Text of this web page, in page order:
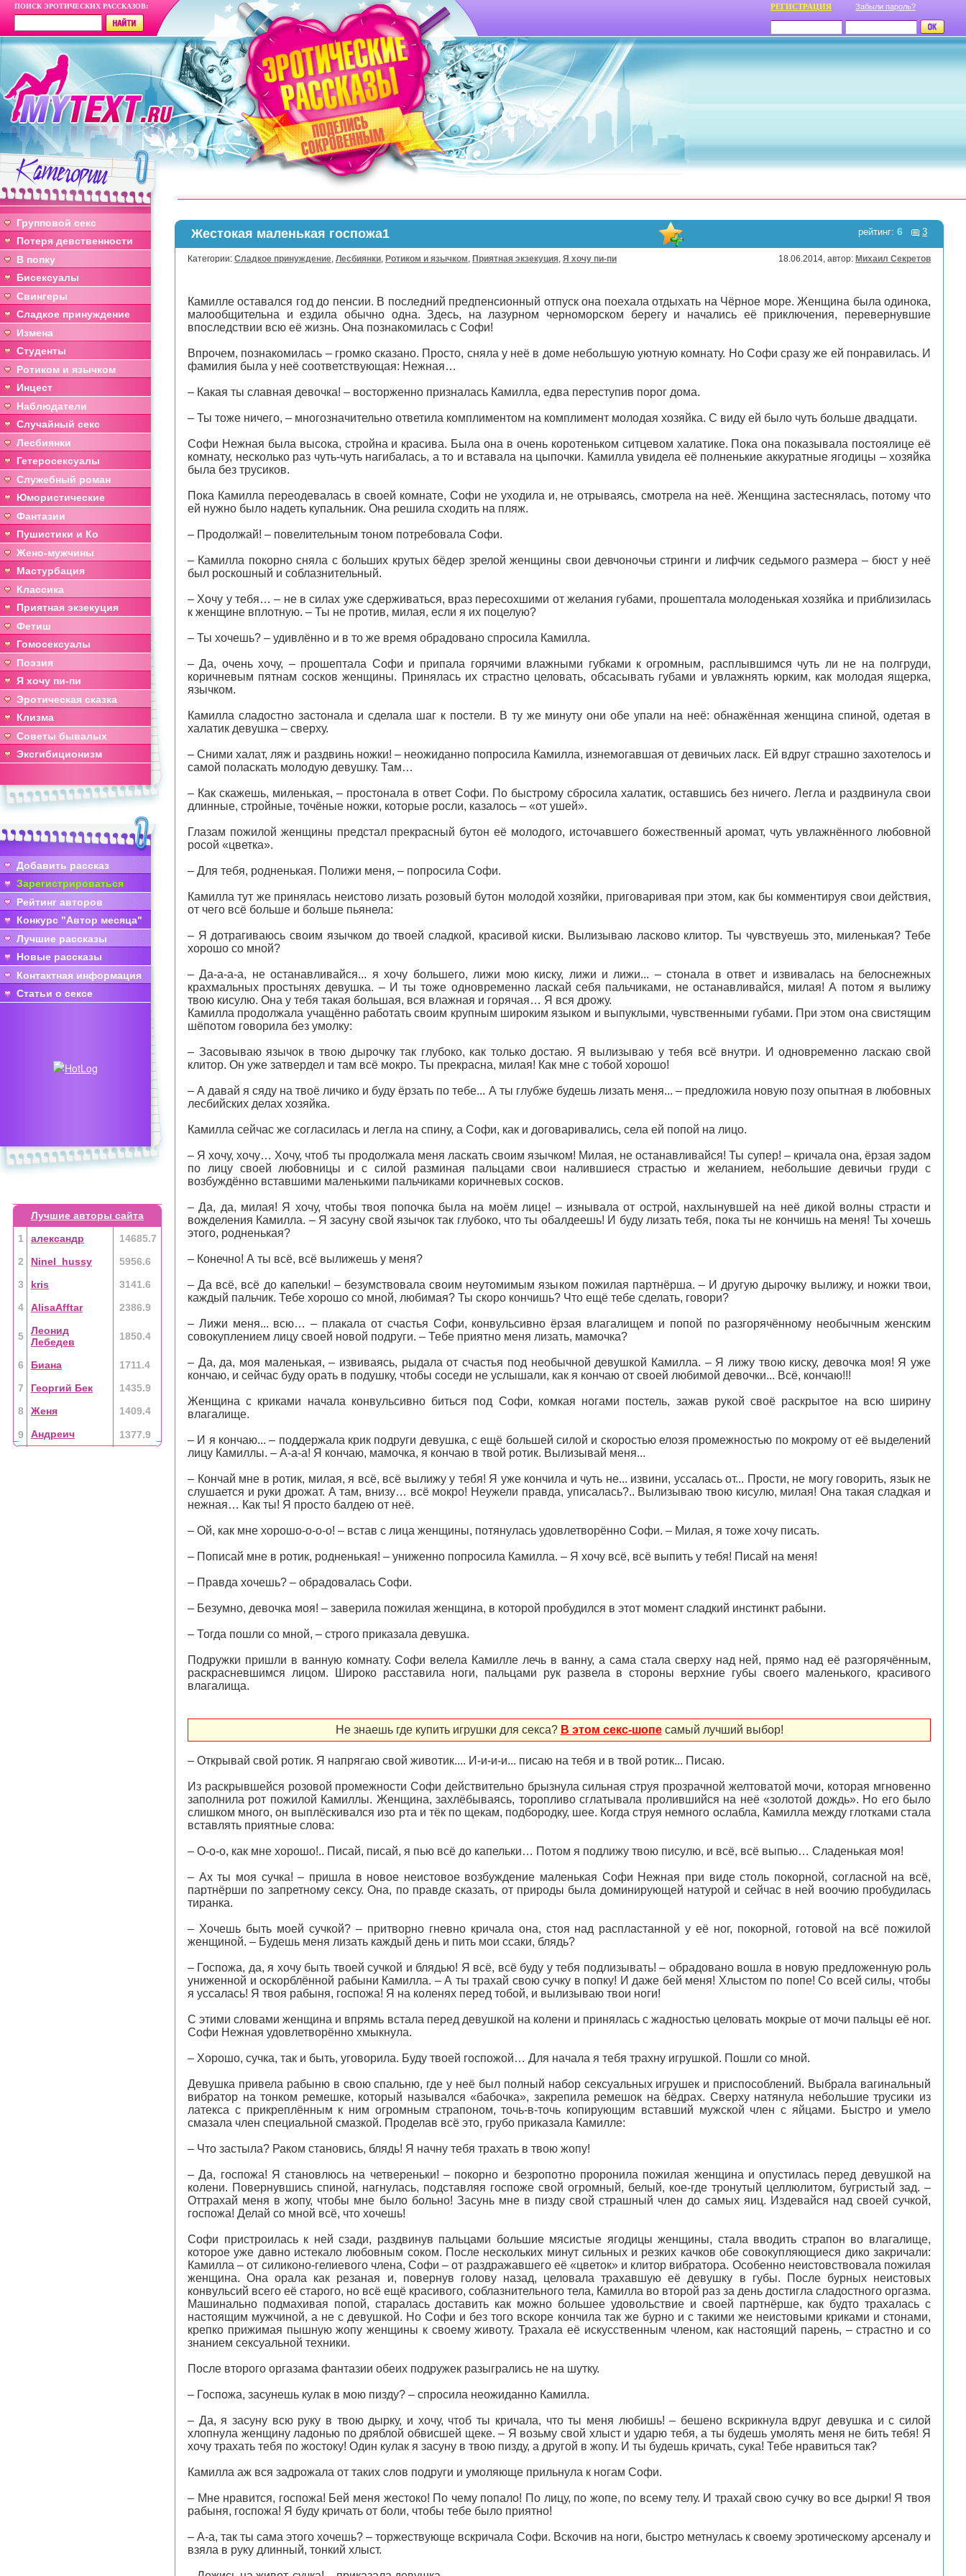
ПОИСК ЭРОТИЧЕСКИХ РАССКАЗОВ: РЕГИСТРАЦИЯ Забыли пароль?
Групповой секс
Потеря девственности
В попку
Бисексуалы
Свингеры
Сладкое принуждение
Измена
Студенты
Ротиком и язычком
Инцест
Наблюдатели
Случайный секс
Лесбиянки
Гетеросексуалы
Служебный роман
Юмористические
Фантазии
Пушистики и Ко
Жено-мужчины
Мастурбация
Классика
Приятная экзекуция
Фетиш
Гомосексуалы
Поэзия
Я хочу пи-пи
Эротическая сказка
Клизма
Советы бывалых
Эксгибиционизм
Добавить рассказ
Зарегистрироваться
Рейтинг авторов
Конкурс "Автор месяца"
Лучшие рассказы
Новые рассказы
Контактная информация
Статьи о сексе
Лучшие авторы сайта
1
александр
14685.7
2
Ninel_hussy
5956.6
3
kris
3141.6
4
AlisaAfftar 2386.9
5
Леонид
Лебедев
1850.4
6 Биана
1711.4
7
Георгий Бек
1435.9
8
Женя 1409.4
9 Андреич 1377.9
Жестокая маленькая госпожа1 рейтинг: 6 3
Категории: Сладкое принуждение, Лесбиянки, Ротиком и язычком, Приятная экзекуция, Я хочу пи-пи 18.06.2014, автор: Михаил Секретов
Камилле оставался год до пенсии. В последний предпенсионный отпуск она поехала отдыхать на Чёрное море. Женщина была одинока,
малообщительна и ездила обычно одна. Здесь, на лазурном черноморском берегу и начались её приключения, перевернувшие
впоследствии всю её жизнь. Она познакомилась с Софи!
Впрочем, познакомилась – громко сказано. Просто, сняла у неё в доме небольшую уютную комнату. Но Софи сразу же ей понравилась. И
фамилия была у неё соответствующая: Нежная…
– Какая ты славная девочка! – восторженно призналась Камилла, едва переступив порог дома.
– Ты тоже ничего, – многозначительно ответила комплиментом на комплимент молодая хозяйка. С виду ей было чуть больше двадцати.
Софи Нежная была высока, стройна и красива. Была она в очень коротеньком ситцевом халатике. Пока она показывала постоялице её
комнату, несколько раз чуть-чуть нагибалась, а то и вставала на цыпочки. Камилла увидела её полненькие аккуратные ягодицы – хозяйка
была без трусиков.
Пока Камилла переодевалась в своей комнате, Софи не уходила и, не отрываясь, смотрела на неё. Женщина застеснялась, потому что
ей нужно было надеть купальник. Она решила сходить на пляж.
– Продолжай! – повелительным тоном потребовала Софи.
– Камилла покорно сняла с больших крутых бёдер зрелой женщины свои девчоночьи стринги и лифчик седьмого размера – бюст у неё
был роскошный и соблазнительный.
– Хочу у тебя… – не в силах уже сдерживаться, враз пересохшими от желания губами, прошептала молоденькая хозяйка и приблизилась
к женщине вплотную. – Ты не против, милая, если я их поцелую?
– Ты хочешь? – удивлённо и в то же время обрадовано спросила Камилла.
– Да, очень хочу, – прошептала Софи и припала горячими влажными губками к огромным, расплывшимся чуть ли не на полгруди,
коричневым пятнам сосков женщины. Принялась их страстно целовать, обсасывать губами и увлажнять юрким, как молодая ящерка,
язычком.
Камилла сладостно застонала и сделала шаг к постели. В ту же минуту они обе упали на неё: обнажённая женщина спиной, одетая в
халатик девушка – сверху.
– Сними халат, ляж и раздвинь ножки! – неожиданно попросила Камилла, изнемогавшая от девичьих ласк. Ей вдруг страшно захотелось и
самой поласкать молодую девушку. Там…
– Как скажешь, миленькая, – простонала в ответ Софи. По быстрому сбросила халатик, оставшись без ничего. Легла и раздвинула свои
длинные, стройные, точёные ножки, которые росли, казалось – «от ушей».
Глазам пожилой женщины предстал прекрасный бутон её молодого, источавшего божественный аромат, чуть увлажнённого любовной
росой «цветка».
– Для тебя, родненькая. Полижи меня, – попросила Софи.
Камилла тут же принялась неистово лизать розовый бутон молодой хозяйки, приговаривая при этом, как бы комментируя свои действия,
от чего всё больше и больше пьянела:
– Я дотрагиваюсь своим язычком до твоей сладкой, красивой киски. Вылизываю ласково клитор. Ты чувствуешь это, миленькая? Тебе
хорошо со мной?
– Да-а-а-а, не останавливайся... я хочу большего, лижи мою киску, лижи и лижи... – стонала в ответ и извивалась на белоснежных
крахмальных простынях девушка. – И ты тоже одновременно ласкай себя пальчиками, не останавливайся, милая! А потом я вылижу
твою кисулю. Она у тебя такая большая, вся влажная и горячая… Я вся дрожу.
Камилла продолжала учащённо работать своим крупным широким языком и выпуклыми, чувственными губами. При этом она свистящим
шёпотом говорила без умолку:
– Засовываю язычок в твою дырочку так глубоко, как только достаю. Я вылизываю у тебя всё внутри. И одновременно ласкаю свой
клитор. Он уже затвердел и там всё мокро. Ты прекрасна, милая! Как мне с тобой хорошо!
– А давай я сяду на твоё личико и буду ёрзать по тебе... А ты глубже будешь лизать меня... – предложила новую позу опытная в любовных
лесбийских делах хозяйка.
Камилла сейчас же согласилась и легла на спину, а Софи, как и договаривались, села ей попой на лицо.
– Я хочу, хочу… Хочу, чтоб ты продолжала меня ласкать своим язычком! Милая, не останавливайся! Ты супер! – кричала она, ёрзая задом
по лицу своей любовницы и с силой разминая пальцами свои налившиеся страстью и желанием, небольшие девичьи груди с
возбуждённо вставшими маленькими пальчиками коричневых сосков.
– Да, да, милая! Я хочу, чтобы твоя попочка была на моём лице! – изнывала от острой, нахлынувшей на неё дикой волны страсти и
вожделения Камилла. – Я засуну свой язычок так глубоко, что ты обалдеешь! И буду лизать тебя, пока ты не кончишь на меня! Ты хочешь
этого, родненькая?
– Конечно! А ты всё, всё вылижешь у меня?
– Да всё, всё до капельки! – безумствовала своим неутомимым языком пожилая партнёрша. – И другую дырочку вылижу, и ножки твои,
каждый пальчик. Тебе хорошо со мной, любимая? Ты скоро кончишь? Что ещё тебе сделать, говори?
– Лижи меня... всю… – плакала от счастья Софи, конвульсивно ёрзая влагалищем и попой по разгорячённому необычным женским
совокуплением лицу своей новой подруги. – Тебе приятно меня лизать, мамочка?
– Да, да, моя маленькая, – извиваясь, рыдала от счастья под необычной девушкой Камилла. – Я лижу твою киску, девочка моя! Я уже
кончаю, и сейчас буду орать в подушку, чтобы соседи не услышали, как я кончаю от своей любимой девочки... Всё, кончаю!!!
Женщина с криками начала конвульсивно биться под Софи, комкая ногами постель, зажав рукой своё раскрытое на всю ширину
влагалище.
– И я кончаю... – поддержала крик подруги девушка, с ещё большей силой и скоростью елозя промежностью по мокрому от её выделений
лицу Камиллы. – А-а-а! Я кончаю, мамочка, я кончаю в твой ротик. Вылизывай меня...
– Кончай мне в ротик, милая, я всё, всё вылижу у тебя! Я уже кончила и чуть не... извини, уссалась от... Прости, не могу говорить, язык не
слушается и руки дрожат. А там, внизу… всё мокро! Неужели правда, уписалась?.. Вылизываю твою кисулю, милая! Она такая сладкая и
нежная… Как ты! Я просто балдею от неё.
– Ой, как мне хорошо-о-о-о! – встав с лица женщины, потянулась удовлетворённо Софи. – Милая, я тоже хочу писать.
– Пописай мне в ротик, родненькая! – униженно попросила Камилла. – Я хочу всё, всё выпить у тебя! Писай на меня!
– Правда хочешь? – обрадовалась Софи.
– Безумно, девочка моя! – заверила пожилая женщина, в которой пробудился в этот момент сладкий инстинкт рабыни.
– Тогда пошли со мной, – строго приказала девушка.
Подружки пришли в ванную комнату. Софи велела Камилле лечь в ванну, а сама стала сверху над ней, прямо над её разгорячённым,
раскрасневшимся лицом. Широко расставила ноги, пальцами рук развела в стороны верхние губы своего маленького, красивого
влагалища.
Не знаешь где купить игрушки для секса? В этом секс-шопесамый лучший выбор!
– Открывай свой ротик. Я напрягаю свой животик.... И-и-и-и... писаю на тебя и в твой ротик... Писаю.
Из раскрывшейся розовой промежности Софи действительно брызнула сильная струя прозрачной желтоватой мочи, которая мгновенно
заполнила рот пожилой Камиллы. Женщина, захлёбываясь, торопливо сглатывала пролившийся на неё «золотой дождь». Но его было
слишком много, он выплёскивался изо рта и тёк по щекам, подбородку, шее. Когда струя немного ослабла, Камилла между глотками стала
вставлять приятные слова:
– О-о-о, как мне хорошо!.. Писай, писай, я пью всё до капельки… Потом я подлижу твою писулю, и всё, всё выпью… Сладенькая моя!
– Ах ты моя сучка! – пришла в новое неистовое возбуждение маленькая Софи Нежная при виде столь покорной, согласной на всё,
партнёрши по запретному сексу. Она, по правде сказать, от природы была доминирующей натурой и сейчас в ней воочию пробудилась
тиранка.
– Хочешь быть моей сучкой? – притворно гневно кричала она, стоя над распластанной у её ног, покорной, готовой на всё пожилой
женщиной. – Будешь меня лизать каждый день и пить мои ссаки, блядь?
– Госпожа, да, я хочу быть твоей сучкой и блядью! Я всё, всё буду у тебя подлизывать! – обрадовано вошла в новую предложенную роль
униженной и оскорблённой рабыни Камилла. – А ты трахай свою сучку в попку! И даже бей меня! Хлыстом по попе! Со всей силы, чтобы
я уссалась! Я твоя рабыня, госпожа! Я на коленях перед тобой, и вылизываю твои ноги!
С этими словами женщина и впрямь встала перед девушкой на колени и принялась с жадностью целовать мокрые от мочи пальцы её ног.
Софи Нежная удовлетворённо хмыкнула.
– Хорошо, сучка, так и быть, уговорила. Буду твоей госпожой… Для начала я тебя трахну игрушкой. Пошли со мной.
Девушка привела рабыню в свою спальню, где у неё был полный набор сексуальных игрушек и приспособлений. Выбрала вагинальный
вибратор на тонком ремешке, который назывался «бабочка», закрепила ремешок на бёдрах. Сверху натянула небольшие трусики из
латекса с прикреплённым к ним огромным страпоном, точь-в-точь копирующим вставший мужской член с яйцами. Быстро и умело
смазала член специальной смазкой. Проделав всё это, грубо приказала Камилле:
– Что застыла? Раком становись, блядь! Я начну тебя трахать в твою жопу!
– Да, госпожа! Я становлюсь на четвереньки! – покорно и безропотно проронила пожилая женщина и опустилась перед девушкой на
колени. Повернувшись спиной, нагнулась, подставляя госпоже свой огромный, белый, кое-где тронутый целлюлитом, бугристый зад. –
Оттрахай меня в жопу, чтобы мне было больно! Засунь мне в пизду свой страшный член до самых яиц. Издевайся над своей сучкой,
госпожа! Делай со мной всё, что хочешь!
Софи пристроилась к ней сзади, раздвинув пальцами большие мясистые ягодицы женщины, стала вводить страпон во влагалище,
которое уже давно истекало любовным соком. После нескольких минут сильных и резких качков обе совокупляющиеся дико закричали:
Камилла – от силиконо-гелиевого члена, Софи – от раздражавшего её «цветок» и клитор вибратора. Особенно неистовствовала пожилая
женщина. Она орала как резаная и, повернув голову назад, целовала трахавшую её девушку в губы. После бурных неистовых
конвульсий всего её старого, но всё ещё красивого, соблазнительного тела, Камилла во второй раз за день достигла сладостного оргазма.
Машинально подмахивая попой, старалась доставить как можно большее удовольствие и своей партнёрше, как будто трахалась с
настоящим мужчиной, а не с девушкой. Но Софи и без того вскоре кончила так же бурно и с такими же неистовыми криками и стонами,
крепко прижимая пышную жопу женщины к своему животу. Трахала её искусственным членом, как настоящий парень, – страстно и со
знанием сексуальной техники.
После второго оргазама фантазии обеих подружек разыгрались не на шутку.
– Госпожа, засунешь кулак в мою пизду? – спросила неожиданно Камилла.
– Да, я засуну всю руку в твою дырку, и хочу, чтоб ты кричала, что ты меня любишь! – бешено вскрикнула вдруг девушка и с силой
хлопнула женщину ладонью по дряблой обвисшей щеке. – Я возьму свой хлыст и ударю тебя, а ты будешь умолять меня не бить тебя! Я
хочу трахать тебя по жостоку! Один кулак я засуну в твою пизду, а другой в жопу. И ты будешь кричать, сука! Тебе нравиться так?
Камилла аж вся задрожала от таких слов подруги и умоляюще прильнула к ногам Софи.
– Мне нравится, госпожа! Бей меня жестоко! По чему попало! По лицу, по жопе, по всему телу. И трахай свою сучку во все дырки! Я твоя
рабыня, госпожа! Я буду кричать от боли, чтобы тебе было приятно!
– А-а, так ты сама этого хочешь? – торжествующе вскричала Софи. Вскочив на ноги, быстро метнулась к своему эротическому арсеналу и
взяла в руку длинный, тонкий хлыст.